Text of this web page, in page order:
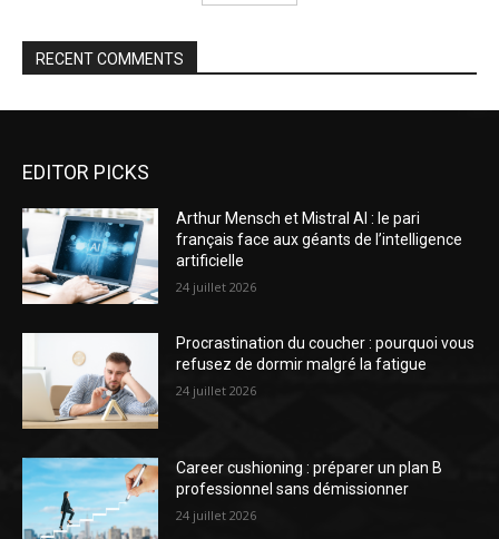
RECENT COMMENTS
EDITOR PICKS
Arthur Mensch et Mistral AI : le pari
français face aux géants de l’intelligence
artificielle
24 juillet 2026
Procrastination du coucher : pourquoi vous
refusez de dormir malgré la fatigue
24 juillet 2026
Career cushioning : préparer un plan B
professionnel sans démissionner
24 juillet 2026